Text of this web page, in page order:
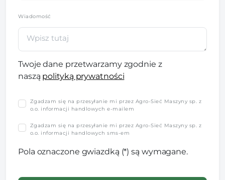
Wiadomość
Twoje dane przetwarzamy zgodnie z
naszą polityką prywatności
Zgadzam się na przesyłanie mi przez Agro-Sieć Maszyny sp. z
o.o. informacji handlowych e-mailem
Zgadzam się na przesyłanie mi przez Agro-Sieć Maszyny sp. z
o.o. informacji handlowych sms-em
Pola oznaczone gwiazdką (*) są wymagane.